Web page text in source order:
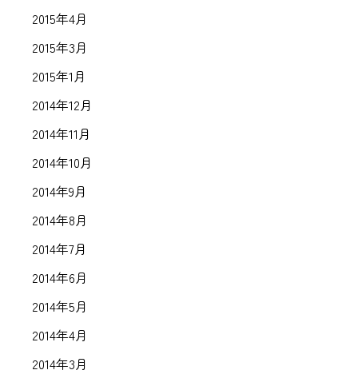
2015年4月
2015年3月
2015年1月
2014年12月
2014年11月
2014年10月
2014年9月
2014年8月
2014年7月
2014年6月
2014年5月
2014年4月
2014年3月